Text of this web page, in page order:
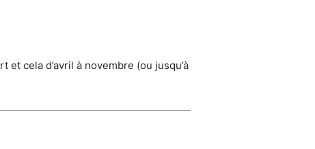
cela d’avril à novembre (ou jusqu’à